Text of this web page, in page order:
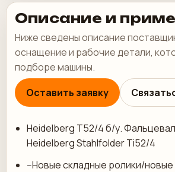
Описание и
Ниже сведены описание
оснащение и рабочие детали,
подборе машины.
Оставить заявку
Heidelberg T52/4 б/у.
Heidelberg Stahlfolder Ti52/4
--Новые складные ролики/